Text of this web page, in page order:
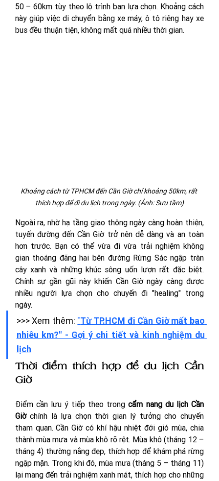
50 – 60km tùy theo lộ trình bạn lựa chọn. Khoảng cách
này giúp việc di chuyển bằng xe máy, ô tô riêng hay xe
bus đều thuận tiện, không mất quá nhiều thời gian.
Khoảng cách từ TPHCM đến Cần Giờ chỉ khoảng 50km, rất
thích hợp để đi du lịch trong ngày. (Ảnh: Sưu tầm)
Ngoài ra, nhờ hạ tầng giao thông ngày càng hoàn thiện,
tuyến đường đến Cần Giờ trở nên dễ dàng và an toàn
hơn trước. Bạn có thể vừa đi vừa trải nghiệm không
gian thoáng đãng hai bên đường Rừng Sác ngập tràn
cây xanh và những khúc sông uốn lượn rất đặc biệt.
Chính sự gần gũi này khiến Cần Giờ ngày càng được
nhiều người lựa chọn cho chuyến đi "healing" trong
ngày.
>>> Xem thêm: "Từ TP.HCM đi Cần Giờ mất bao
nhiêu km?" - Gợi ý chi tiết và kinh nghiệm du
lịch
Thời điểm thích hợp để du lịch Cần
Giờ
Điểm cần lưu ý tiếp theo trong cẩm nang du lịch Cần
Giờ chính là lựa chọn thời gian lý tưởng cho chuyến
tham quan. Cần Giờ có khí hậu nhiệt đới gió mùa, chia
thành mùa mưa và mùa khô rõ rệt. Mùa khô (tháng 12 –
tháng 4) thường nắng đẹp, thích hợp để khám phá rừng
ngập mặn. Trong khi đó, mùa mưa (tháng 5 – tháng 11)
lại mang đến trải nghiệm xanh mát, thích hợp cho những